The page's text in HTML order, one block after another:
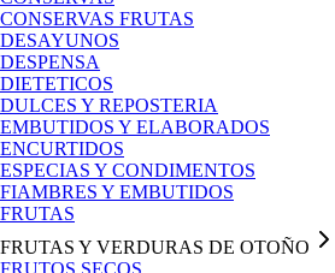
CONSERVAS FRUTAS
DESAYUNOS
DESPENSA
DIETETICOS
DULCES Y REPOSTERIA
EMBUTIDOS Y ELABORADOS
ENCURTIDOS
ESPECIAS Y CONDIMENTOS
FIAMBRES Y EMBUTIDOS
FRUTAS
FRUTAS Y VERDURAS DE OTOÑO
FRUTOS SECOS